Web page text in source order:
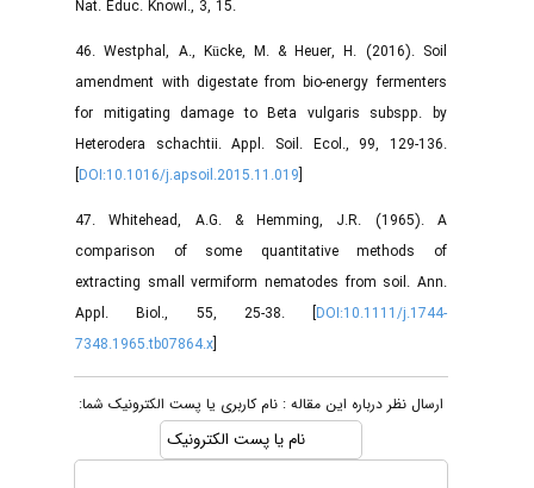
Nat. Educ. Knowl., 3, 15.
46. Westphal, A., Kücke, M. & Heuer, H. (2016). Soil
amendment with digestate from bio-energy fermenters
for mitigating damage to Beta vulgaris subspp. by
Heterodera schachtii. Appl. Soil. Ecol., 99, 129-136.
[DOI:10.1016/j.apsoil.2015.11.019
47. Whitehead, A.G. & Hemming, J.R. (1965). A
comparison of some quantitative methods of
extracting small vermiform nematodes from soil. Ann.
Appl. Biol., 55, 25-38. [DOI:10.1111/j.1744-
7348.1965.tb07864.x
ارسال نظر درباره این مقاله : نام کاربری یا پست الکترونیک شما: